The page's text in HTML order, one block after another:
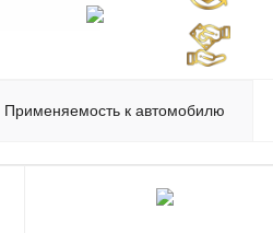
Применяемость к автомобилю